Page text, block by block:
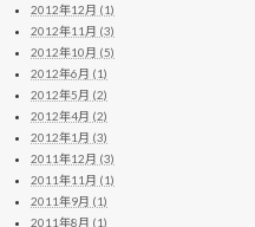
2012年12月 (1)
2012年11月 (3)
2012年10月 (5)
2012年6月 (1)
2012年5月 (2)
2012年4月 (2)
2012年1月 (3)
2011年12月 (3)
2011年11月 (1)
2011年9月 (1)
2011年8月 (1)